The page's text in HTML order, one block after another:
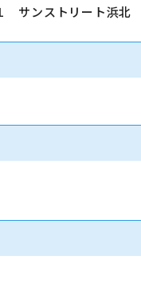
サンストリート浜